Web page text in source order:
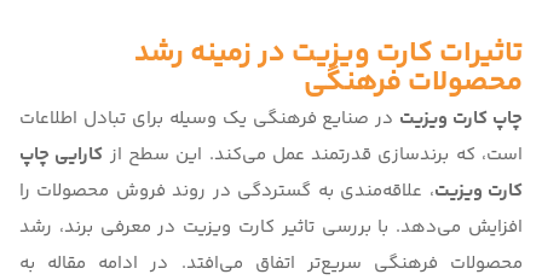
تاثیرات کارت ویزیت در زمینه رشد
محصولات فرهنگی
چاپ کارت ویزیت در صنایع فرهنگی یک وسیله برای تبادل اطلاعات
است، که برندسازی قدرتمند عمل می‌کند. این سطح از کارایی چاپ
کارت ویزیت، علاقه‌مندی به گستردگی در روند فروش محصولات را
افزایش می‌دهد. با بررسی تاثیر کارت ویزیت در معرفی برند، رشد
محصولات فرهنگی سریع‌تر اتفاق می‌افتد. در ادامه مقاله به